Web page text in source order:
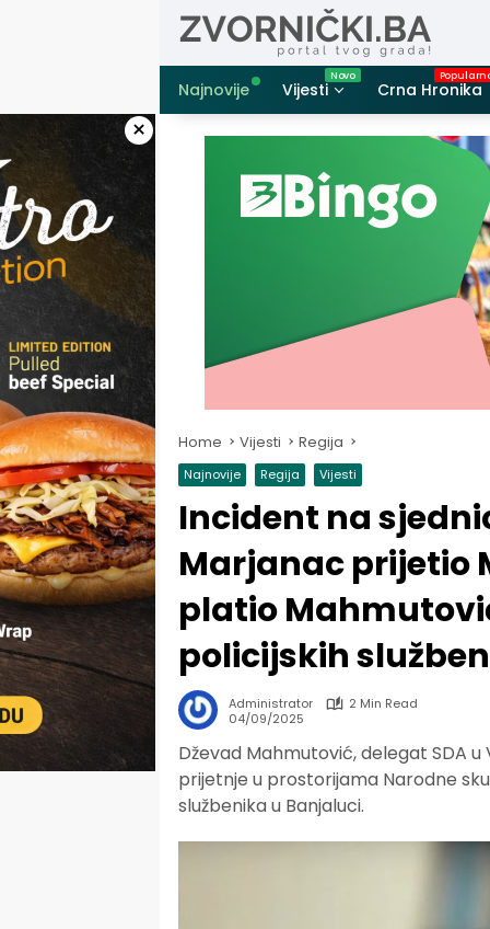
Najnovije
Vijesti Crna Hronika
×
Home Vijesti Regija
Najnovije Regija Vijesti
Incident na
Marjanac prijetio
platio
policijskih
Administrator
2 Min Read
04/09/2025
Dževad Mahmutović, delegat SDA
prijetnje u prostorijama Narodne
službenika u Banjaluci.